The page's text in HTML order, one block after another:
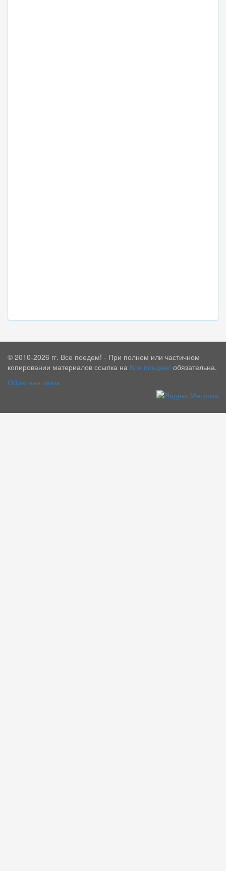
© 2010-2026 гг. Все поедем! - При полном или частичном
копировании материалов ссылка на Все поедем! обязательна.
Обратная связь